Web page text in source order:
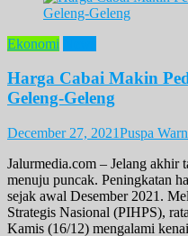
Ekonomi
Harga Cabai Makin
Geleng-Geleng
December 27, 2021Puspa
Jalurmedia.com – Jelang akhir
menuju puncak. Peningkatan
sejak awal Desember 2021.
Strategis Nasional (PIHPS),
Kamis (16/12) mengalami